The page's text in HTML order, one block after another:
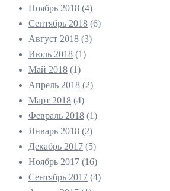
Ноябрь 2018 (4)
Сентябрь 2018 (6)
Август 2018 (3)
Июль 2018 (1)
Май 2018 (1)
Апрель 2018 (2)
Март 2018 (4)
Февраль 2018 (1)
Январь 2018 (2)
Декабрь 2017 (5)
Ноябрь 2017 (16)
Сентябрь 2017 (4)